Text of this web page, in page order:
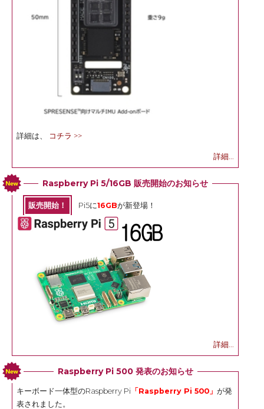
詳細は、 コチラ >>
詳細...
Raspberry Pi 5/16GB 販売開始のお知らせ
販売開始！ Pi5に16GBが新登場！
詳細...
Raspberry Pi 500 発表のお知らせ
キーボード一体型のRaspberry Pi 「Raspberry Pi 500」 が発
表されました。